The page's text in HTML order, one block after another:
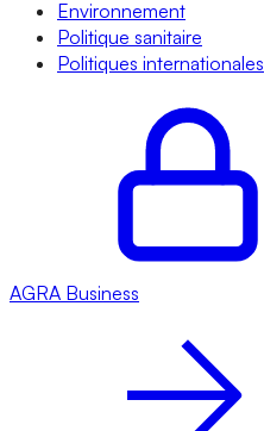
Environnement
Politique sanitaire
Politiques internationales
AGRA Business